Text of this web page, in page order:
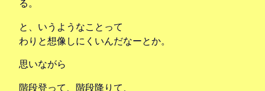
る。
と、いうようなことって
わりと想像しにくいんだなーとか。
思いながら
階段登って、階段降りて、